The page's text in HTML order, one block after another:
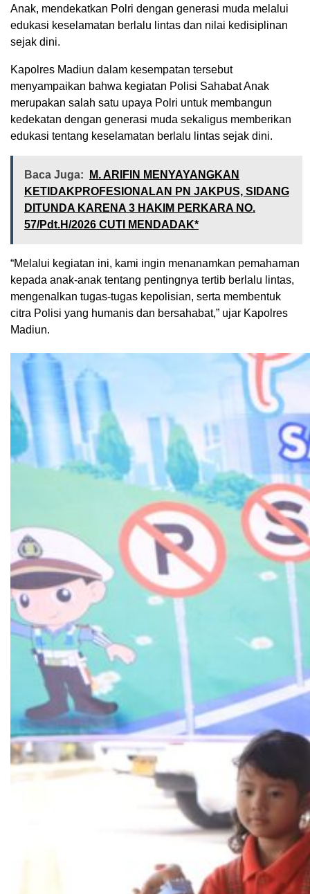
Anak, mendekatkan Polri dengan generasi muda melalui
edukasi keselamatan berlalu lintas dan nilai kedisiplinan
sejak dini.
Kapolres Madiun dalam kesempatan tersebut
menyampaikan bahwa kegiatan Polisi Sahabat Anak
merupakan salah satu upaya Polri untuk membangun
kedekatan dengan generasi muda sekaligus memberikan
edukasi tentang keselamatan berlalu lintas sejak dini.
Baca Juga:
M. ARIFIN MENYAYANGKAN
KETIDAKPROFESIONALAN PN JAKPUS, SIDANG
DITUNDA KARENA 3 HAKIM PERKARA NO.
57/Pdt.H/2026 CUTI MENDADAK*
“Melalui kegiatan ini, kami ingin menanamkan pemahaman
kepada anak-anak tentang pentingnya tertib berlalu lintas,
mengenalkan tugas-tugas kepolisian, serta membentuk
citra Polisi yang humanis dan bersahabat,” ujar Kapolres
Madiun.